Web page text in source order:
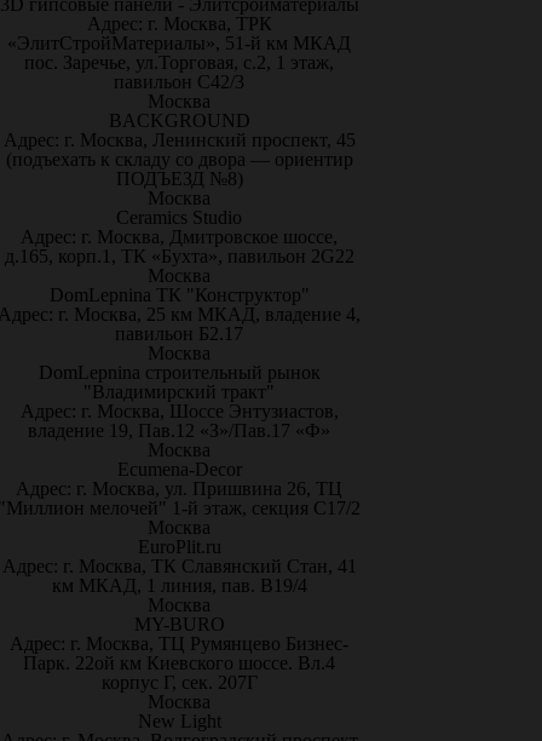
3D гипсовые панели - Элитсройматериалы
Адрес: г. Москва, ТРК
«ЭлитСтройМатериалы», 51-й км МКАД
пос. Заречье, ул.Торговая, с.2, 1 этаж,
павильон С42/3
Москва
BACKGROUND
Адрес: г. Москва, Ленинский проспект, 45
(подъехать к складу со двора — ориентир
ПОДЪЕЗД №8)
Москва
Ceramics Studio
Адрес: г. Москва, Дмитровское шоссе,
д.165, корп.1, ТК «Бухта», павильон 2G22
Москва
DomLepnina ТК "Конструктор"
г. Москва, 25 км МКАД, владение 4,
павильон Б2.17
Москва
DomLepnina строительный рынок
"Владимирский тракт"
Адрес: г. Москва, Шоссе Энтузиастов,
владение 19, Пав.12 «З»/Пав.17 «Ф»
Москва
Ecumena-Decor
Адрес: г. Москва, ул. Пришвина 26, ТЦ
мелочей" 1-й этаж, секция С17/2
Москва
EuroPlit.ru
Адрес: г. Москва, ТК Славянский Стан, 41
км МКАД, 1 линия, пав. В19/4
Москва
MY-BURO
Адрес: г. Москва, ТЦ Румянцево Бизнес-
Парк. 22ой км Киевского шоссе. Вл.4
корпус Г, сек. 207Г
Москва
New Light